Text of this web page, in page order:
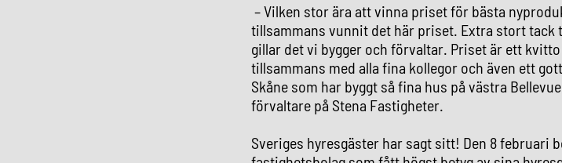
– Vilken stor ära att vinna priset för bästa
tillsammans vunnit det här priset. Extra stort tack
gillar det vi bygger och förvaltar. Priset är ett
tillsammans med alla fina kollegor och även ett
Skåne som har byggt så fina hus på västra
förvaltare på Stena Fastigheter.
Sveriges hyresgäster har sagt sitt! Den 8 februari